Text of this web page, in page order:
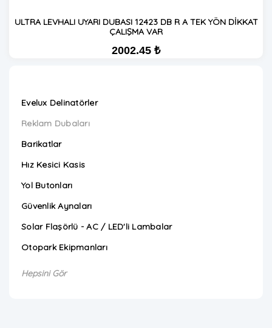
ULTRA LEVHALI UYARI DUBASI 12423 DB R A TEK YÖN DİKKAT
ÇALIŞMA VAR
2002.45 ₺
Evelux Delinatörler
Reklam Dubaları
Barikatlar
Hız Kesici Kasis
Yol Butonları
Güvenlik Aynaları
Solar Flaşörlü - AC / LED'li Lambalar
Otopark Ekipmanları
Hepsini Gör